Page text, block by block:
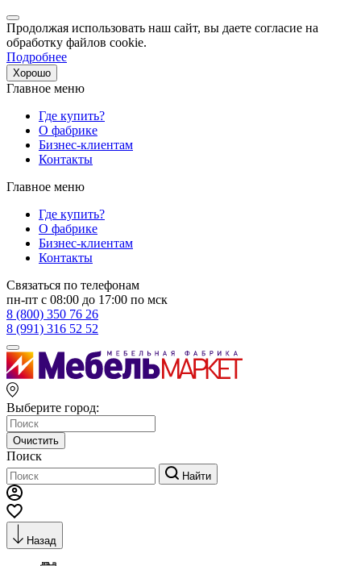
Продолжая использовать наш сайт, вы даете согласие на
обработку файлов cookie.
Подробнее
Хорошо
Главное меню
Где купить?
О фабрике
Бизнес-клиентам
Контакты
Главное меню
Где купить?
О фабрике
Бизнес-клиентам
Контакты
Связаться по телефонам
пн-пт с 08:00 до 17:00 по мск
8 (800) 350 76 26
8 (991) 316 52 52
Выберите город:
Очистить
Поиск
Найти
Назад